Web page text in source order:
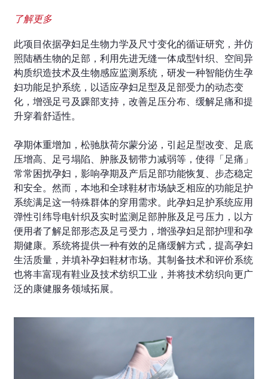
了解更多
此项目依据孕妇足生物力学及尺寸变化的循证研究，并仿
照陆栖生物的足部，利用先进无缝一体成型针织、空间异
构质织造技术及生物感应监测系统，研发一种智能仿生孕
妇功能足护系统，以适应孕妇足型及足部受力的动态变
化，增强足弓及踝部支持，改善足压分布、缓解足痛和提
升穿着舒适性。
孕期体重增加，松驰肽荷尔蒙分泌，引起足型改变、足底
压增高、足弓塌陷、肿胀及韧带力减弱等，使得「足痛」
常常困扰孕妇，影响孕期及产后足部功能恢复、步态稳定
和安全。然而，本地和全球鞋材市场缺乏相应的功能足护
系统满足这一特殊群体的穿用需求。此孕妇足护系统应用
弹性引纬导电针织及实时监测足部肿胀及足弓压力，以方
便用者了解足部形态及足弓受力，增强孕妇足部护理和孕
期健康。系统将提供一种有效的足痛缓解方式，提高孕妇
生活质量，并填补孕妇鞋材市场。其制备技术和评价系统
也将丰富现有鞋业及技术纺织工业，并将技术纺织向更广
泛的康健服务领域拓展。